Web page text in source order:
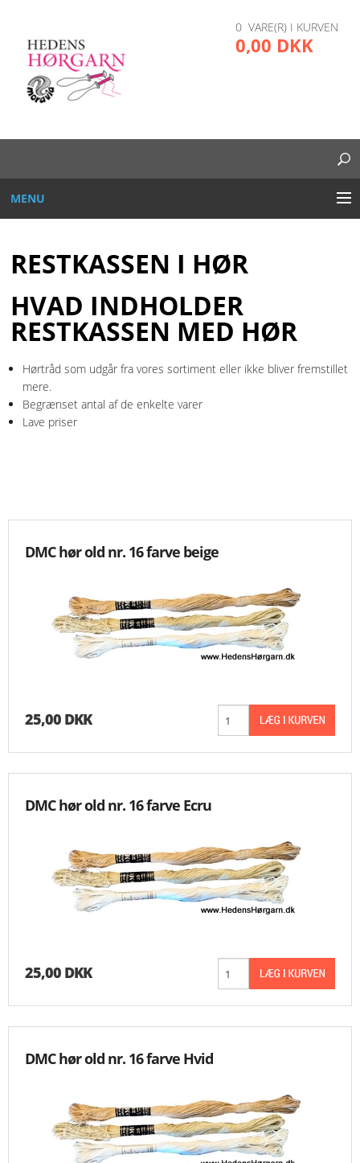
0 VARE(R) I KURVEN
0,00 DKK
MENU
DIVERSE
GARN OG TRÅD
KNIPLING
FORSIDE
KURV
NYHEDER
VILKÅR
MESSER
RESTKASSEN I HØR
HVAD INDHOLDER
RESTKASSEN MED HØR
Hørtråd som udgår fra vores sortiment eller ikke bliver fremstillet
mere.
Begrænset antal af de enkelte varer
Lave priser
DMC hør old nr. 16 farve beige
25,00 DKK
DMC hør old nr. 16 farve Ecru
25,00 DKK
DMC hør old nr. 16 farve Hvid